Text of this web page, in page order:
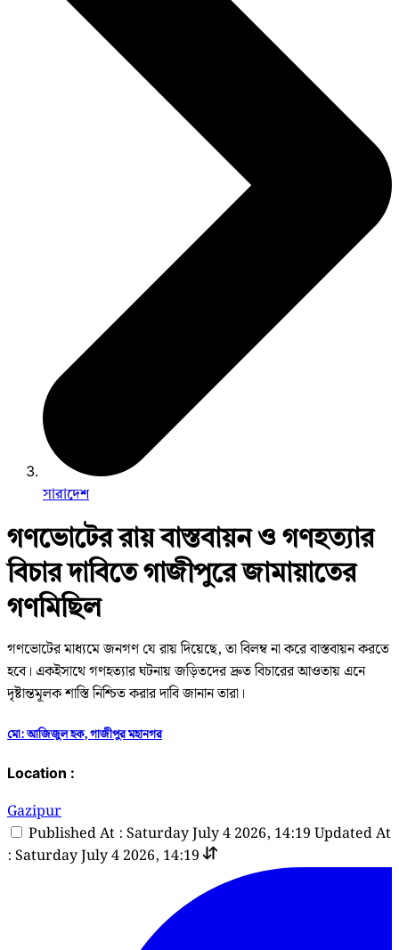
সারাদেশ
গণভোটের রায় বাস্তবায়ন ও গণহত্যার
বিচার দাবিতে গাজীপুরে জামায়াতের
গণমিছিল
গণভোটের মাধ্যমে জনগণ যে রায় দিয়েছে, তা বিলম্ব না করে বাস্তবায়ন করতে
হবে। একইসাথে গণহত্যার ঘটনায় জড়িতদের দ্রুত বিচারের আওতায় এনে
দৃষ্টান্তমূলক শাস্তি নিশ্চিত করার দাবি জানান তারা।
মো: আজিজুল হক, গাজীপুর মহানগর
Location :
Gazipur
Published At : Saturday July 4 2026, 14:19 Updated At
: Saturday July 4 2026, 14:19